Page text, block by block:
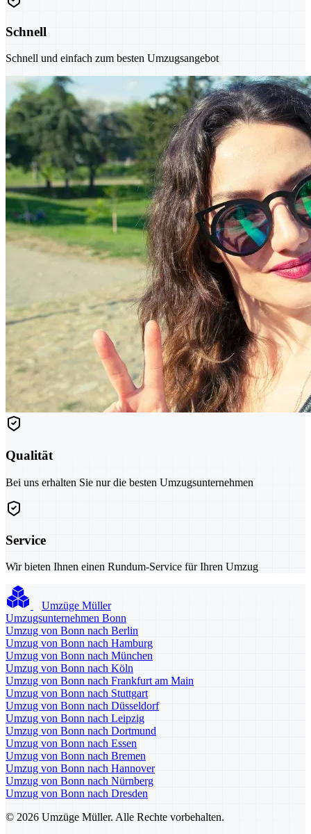
Schnell
Schnell und einfach zum besten Umzugsangebot
Qualität
Bei uns erhalten Sie nur die besten Umzugsunternehmen
Service
Wir bieten Ihnen einen Rundum-Service für Ihren Umzug
Umzüge Müller
Umzugsunternehmen Bonn
Umzug von Bonn nach Berlin
Umzug von Bonn nach Hamburg
Umzug von Bonn nach München
Umzug von Bonn nach Köln
Umzug von Bonn nach Frankfurt am Main
Umzug von Bonn nach Stuttgart
Umzug von Bonn nach Düsseldorf
Umzug von Bonn nach Leipzig
Umzug von Bonn nach Dortmund
Umzug von Bonn nach Essen
Umzug von Bonn nach Bremen
Umzug von Bonn nach Hannover
Umzug von Bonn nach Nürnberg
Umzug von Bonn nach Dresden
© 2026 Umzüge Müller. Alle Rechte vorbehalten.